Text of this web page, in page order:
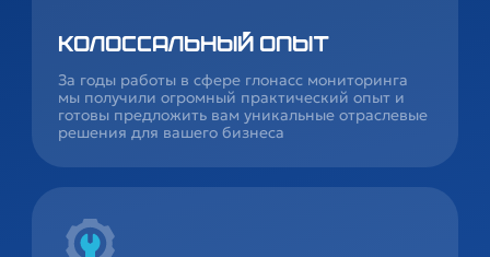
Колоссальный опыт
За годы работы в сфере глонасс мониторинга
мы получили огромный практический опыт и
готовы предложить вам уникальные отраслевые
решения для вашего бизнеса